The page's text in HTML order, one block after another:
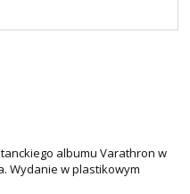
albumu Varathron w
Wydanie w plastikowym